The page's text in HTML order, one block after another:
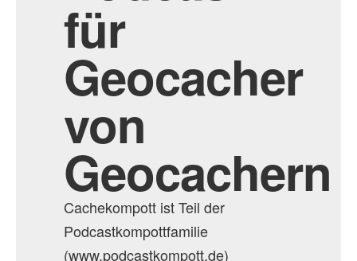
für
Geocacher
von
Geocachern
Cachekompott ist Teil der
Podcastkompottfamilie
(www.podcastkompott.de)